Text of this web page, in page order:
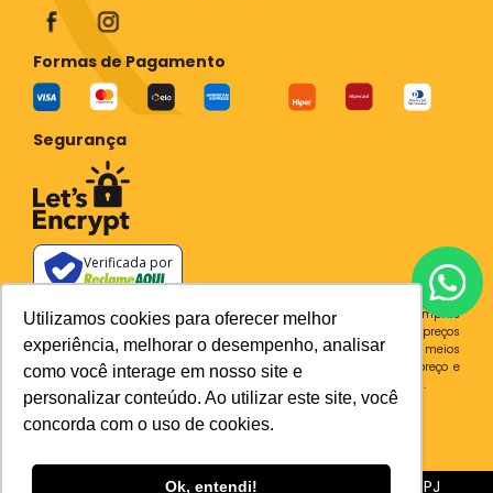
Utilizamos cookies para oferecer melhor
experiência, melhorar o desempenho, analisar
como você interage em nosso site e
personalizar conteúdo. Ao utilizar este site, você
concorda com o uso de cookies.
Ok, entendi!
Formas de Pagamento
Segurança
Verificada por
Todos os preços e condições deste site são válidos apenas para compras
no site e não se aplicam a Loja Física. Destacamos que os preços
previstos no site prevalecem aos demais anunciados em outros meios
de comunicação e sites de buscas. Em caso de divergência do preço e
condições no site, o valor válido é sempre o do carrinho de compras.
Plataforma
Sia Trecho 3, 510 BRASILIA - DF CEP 71200-030 CNPJ